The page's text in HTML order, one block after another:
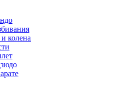
колена